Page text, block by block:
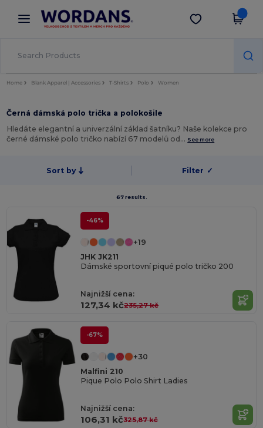
× Aplikace Wordans
Lepší ceny v aplikaci!
Stáhnout app
Home Blank Apparel | Accessories T-Shirts Polo Women
Černá dámská polo trička a polokošile
Hledáte elegantní a univerzální základ šatníku? Naše kolekce pro
černé dámské polo tričko nabízí 67 modelů od… See more
Sort by Filter ✓
67 results.
-46%
+19
JHK JK211
Dámské sportovní piqué polo tričko 200
Najnižší cena:
127,34 kč235,27 kč
-67%
+30
Malfini 210
Pique Polo Polo Shirt Ladies
Najnižší cena:
106,31 kč325,87 kč